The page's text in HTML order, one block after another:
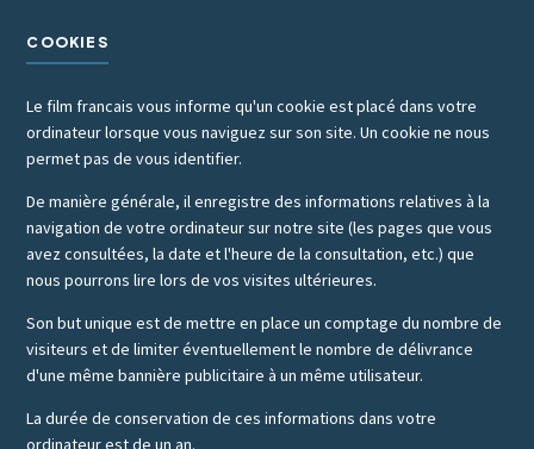
COOKIES
Le film francais vous informe qu'un cookie est placé dans votre
ordinateur lorsque vous naviguez sur son site. Un cookie ne nous
permet pas de vous identifier.
De manière générale, il enregistre des informations relatives à la
navigation de votre ordinateur sur notre site (les pages que vous
avez consultées, la date et l'heure de la consultation, etc.) que
nous pourrons lire lors de vos visites ultérieures.
Son but unique est de mettre en place un comptage du nombre de
visiteurs et de limiter éventuellement le nombre de délivrance
d'une même bannière publicitaire à un même utilisateur.
La durée de conservation de ces informations dans votre
ordinateur est de un an.